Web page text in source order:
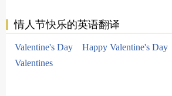
情人节快乐的英语翻译
Valentine's Day Happy Valentine's Day
Valentines